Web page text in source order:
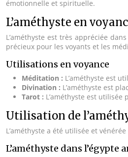
émotionnelle et spirituelle.
L’améthyste en
L’améthyste est très appréciée
précieux pour les voyants et les
Utilisations en voyance
Méditation : L’améthyste est
Divination : L’améthyste est
Tarot : L’améthyste est
Utilisation de
L’améthyste a été utilisée et
L’améthyste dans l’égypte